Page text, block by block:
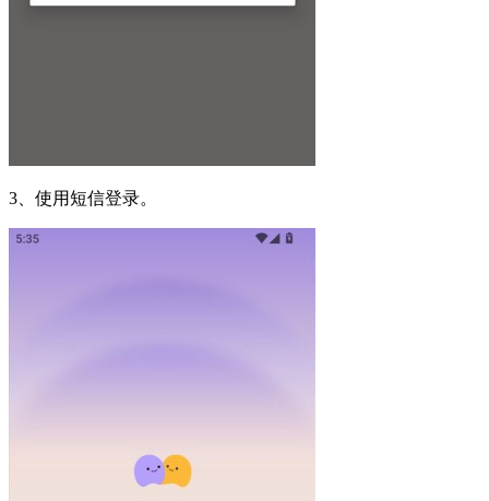
3、使用短信登录。